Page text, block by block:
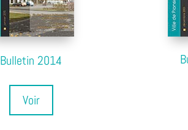
Bulletin 2014
Voir